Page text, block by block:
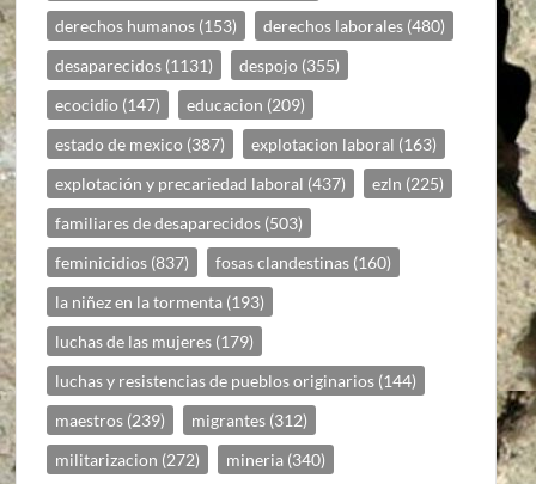
derechos humanos (153) derechos laborales (480)
desaparecidos (1131) despojo (355)
ecocidio (147) educacion (209)
estado de mexico (387) explotacion laboral (163)
explotación y precariedad laboral (437) ezln (225)
familiares de desaparecidos (503)
feminicidios (837) fosas clandestinas (160)
la niñez en la tormenta (193)
luchas de las mujeres (179)
luchas y resistencias de pueblos originarios (144)
maestros (239) migrantes (312)
militarizacion (272) mineria (340)